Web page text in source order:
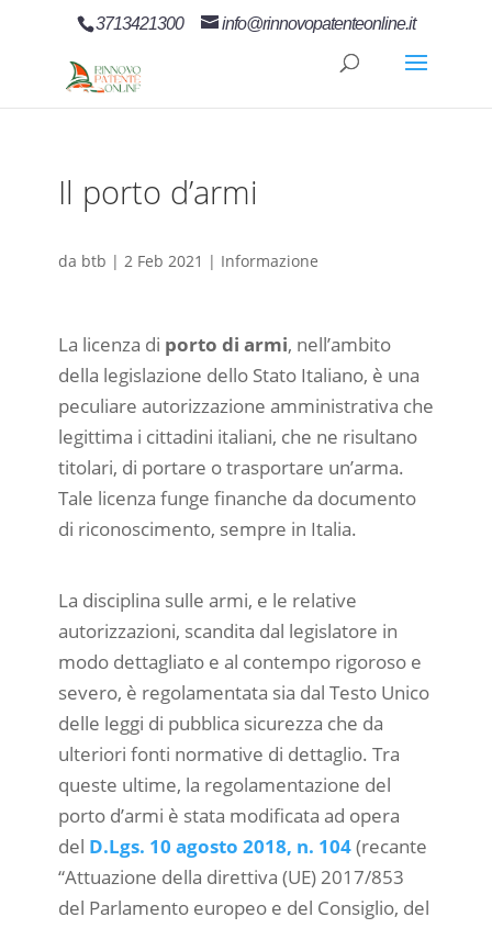
3713421300 info@rinnovopatenteonline.it
Il porto d’armi
da btb | 2 Feb 2021 | Informazione
La licenza di porto di armi, nell’ambito
della legislazione dello Stato Italiano, è una
peculiare autorizzazione amministrativa che
legittima i cittadini italiani, che ne risultano
titolari, di portare o trasportare un’arma.
Tale licenza funge finanche da documento
di riconoscimento, sempre in Italia.
La disciplina sulle armi, e le relative
autorizzazioni, scandita dal legislatore in
modo dettagliato e al contempo rigoroso e
severo, è regolamentata sia dal Testo Unico
delle leggi di pubblica sicurezza che da
ulteriori fonti normative di dettaglio. Tra
queste ultime, la regolamentazione del
porto d’armi è stata modificata ad opera
del D.Lgs. 10 agosto 2018, n. 104(recante
“Attuazione della direttiva (UE) 2017/853
del Parlamento europeo e del Consiglio, del